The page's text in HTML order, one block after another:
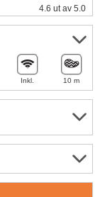
4.6 ut av 5.0
Inkl. 10 m